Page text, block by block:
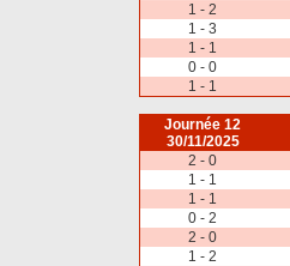
1 - 2
1 - 3
1 - 1
0 - 0
1 - 1
Journée 12
30/11/2025
2 - 0
1 - 1
1 - 1
0 - 2
2 - 0
1 - 2